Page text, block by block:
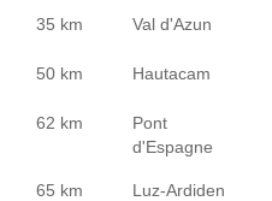
35 km Val d'Azun
50 km Hautacam
62 km
Pont
d'Espagne
65 km Luz-Ardiden